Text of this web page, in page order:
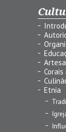
Etnia